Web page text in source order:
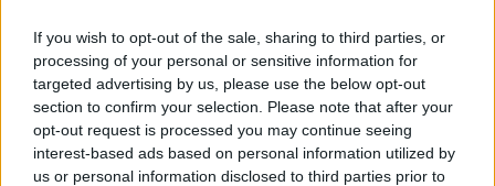
If you wish to opt-out of the sale, sharing to third parties, or
processing of your personal or sensitive information for
targeted advertising by us, please use the below opt-out
section to confirm your selection. Please note that after your
opt-out request is processed you may continue seeing
interest-based ads based on personal information utilized by
us or personal information disclosed to third parties prior to
Φυσική εξέταση για την αξιολόγηση του
μεγέθους, της θέσης και της συνοχής.
Εξετάσεις αίματος για τον έλεγχο της
λειτουργίας του ασβεστίου, του
φωσφόρου, των νεφρών και των